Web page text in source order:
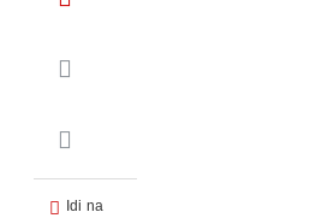
Idi na